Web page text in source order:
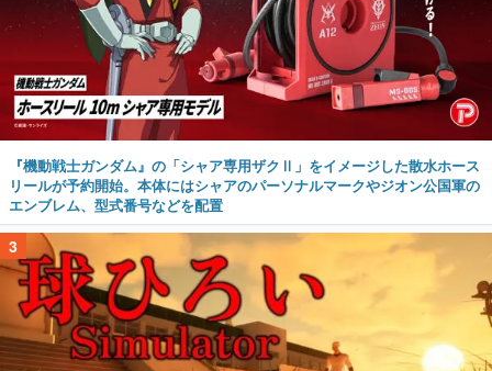
『機動戦士ガンダム』の「シャア専用ザクⅡ」をイメージした散水ホース
リールが予約開始。本体にはシャアのパーソナルマークやジオン公国軍の
エンブレム、型式番号などを配置
3